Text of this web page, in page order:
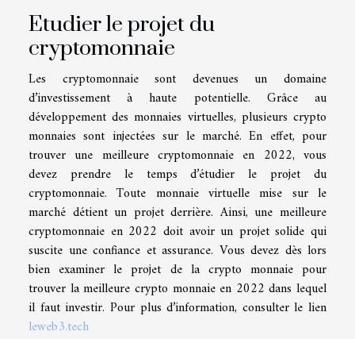
Etudier le projet du
cryptomonnaie
Les cryptomonnaie sont devenues un domaine
d’investissement à haute potentielle. Grâce au
développement des monnaies virtuelles, plusieurs crypto
monnaies sont injectées sur le marché. En effet, pour
trouver une meilleure cryptomonnaie en 2022, vous
devez prendre le temps d’étudier le projet du
cryptomonnaie. Toute monnaie virtuelle mise sur le
marché détient un projet derrière. Ainsi, une meilleure
cryptomonnaie en 2022 doit avoir un projet solide qui
suscite une confiance et assurance. Vous devez dès lors
bien examiner le projet de la crypto monnaie pour
trouver la meilleure crypto monnaie en 2022 dans lequel
il faut investir. Pour plus d’information, consulter le lien
leweb3.tech